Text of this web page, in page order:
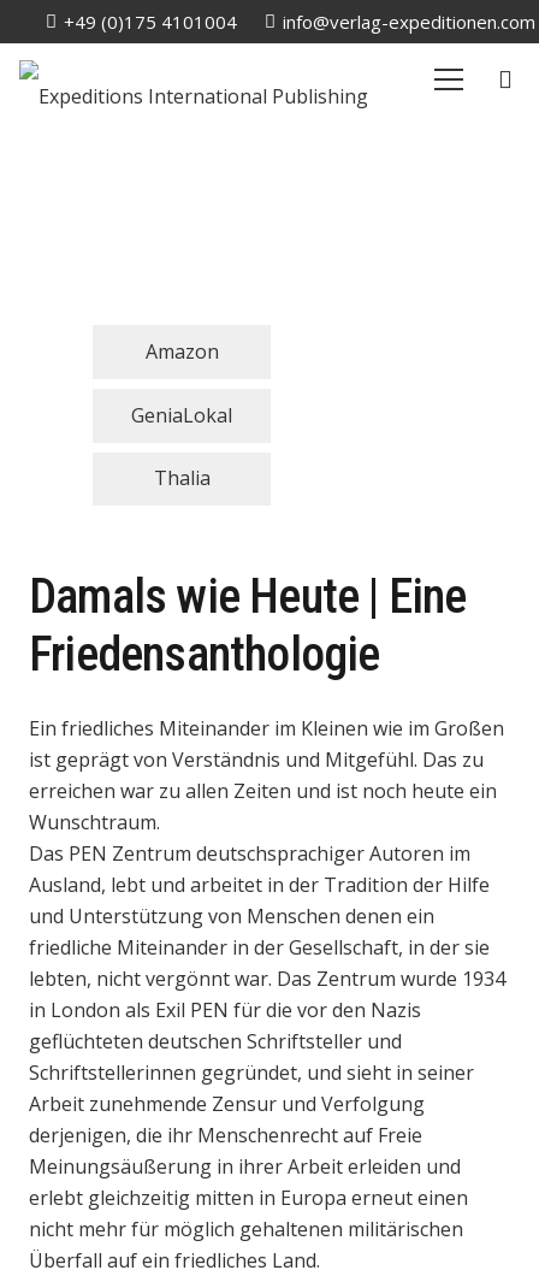
+49 (0)175 4101004 info@verlag-expeditionen.com
Amazon
GeniaLokal
Thalia
Damals wie Heute | Eine
Friedensanthologie
Ein friedliches Miteinander im Kleinen wie im Großen
ist geprägt von Verständnis und Mitgefühl. Das zu
erreichen war zu allen Zeiten und ist noch heute ein
Wunschtraum.
Das PEN Zentrum deutschsprachiger Autoren im
Ausland, lebt und arbeitet in der Tradition der Hilfe
und Unterstützung von Menschen denen ein
friedliche Miteinander in der Gesellschaft, in der sie
lebten, nicht vergönnt war. Das Zentrum wurde 1934
in London als Exil PEN für die vor den Nazis
geflüchteten deutschen Schriftsteller und
Schriftstellerinnen gegründet, und sieht in seiner
Arbeit zunehmende Zensur und Verfolgung
derjenigen, die ihr Menschenrecht auf Freie
Meinungsäußerung in ihrer Arbeit erleiden und
erlebt gleichzeitig mitten in Europa erneut einen
nicht mehr für möglich gehaltenen militärischen
Überfall auf ein friedliches Land.